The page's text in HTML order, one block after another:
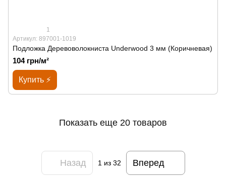
1
Артикул: 897001-1019
Подложка Деревоволокниста Underwood 3 мм (Коричневая)
104 грн/м²
Купить ⚡
Показать еще 20 товаров
Назад 1 из 32 Вперед